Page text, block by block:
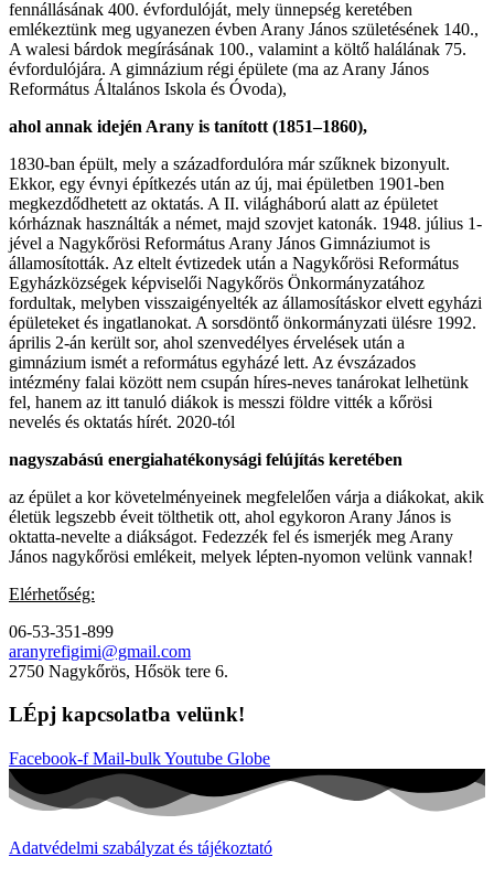
fennállásának 400. évfordulóját, mely ünnepség keretében
emlékeztünk meg ugyanezen évben Arany János születésének 140.,
A walesi bárdok megírásának 100., valamint a költő halálának 75.
évfordulójára. A gimnázium régi épülete (ma az Arany János
Református Általános Iskola és Óvoda),
ahol annak idején Arany is tanított (1851–1860),
1830-ban épült, mely a századfordulóra már szűknek bizonyult.
Ekkor, egy évnyi építkezés után az új, mai épületben 1901-ben
megkezdődhetett az oktatás. A II. világháború alatt az épületet
kórháznak használták a német, majd szovjet katonák. 1948. július 1-
jével a Nagykőrösi Református Arany János Gimnáziumot is
államosították. Az eltelt évtizedek után a Nagykőrösi Református
Egyházközségek képviselői Nagykőrös Önkormányzatához
fordultak, melyben visszaigényelték az államosításkor elvett egyházi
épületeket és ingatlanokat. A sorsdöntő önkormányzati ülésre 1992.
április 2-án került sor, ahol szenvedélyes érvelések után a
gimnázium ismét a református egyházé lett. Az évszázados
intézmény falai között nem csupán híres-neves tanárokat lelhetünk
fel, hanem az itt tanuló diákok is messzi földre vitték a kőrösi
nevelés és oktatás hírét. 2020-tól
nagyszabású energiahatékonysági felújítás keretében
az épület a kor követelményeinek megfelelően várja a diákokat, akik
életük legszebb éveit tölthetik ott, ahol egykoron Arany János is
oktatta-nevelte a diákságot. Fedezzék fel és ismerjék meg Arany
János nagykőrösi emlékeit, melyek lépten-nyomon velünk vannak!
Elérhetőség:
06-53-351-899
aranyrefigimi@gmail.com
2750 Nagykőrös, Hősök tere 6.
LÉpj kapcsolatba velünk!
Facebook-f Mail-bulkYoutube Globe
Adatvédelmi szabályzat és tájékoztató